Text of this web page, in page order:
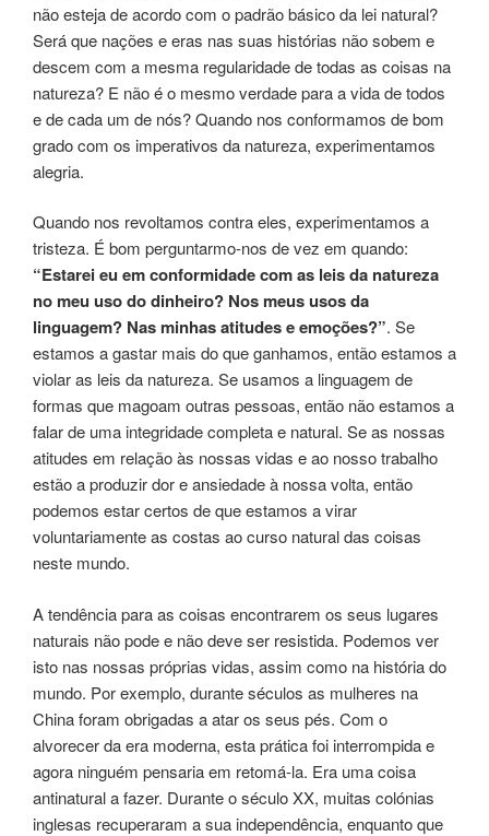
não esteja de acordo com o padrão básico da lei natural?
Será que nações e eras nas suas histórias não sobem e
descem com a mesma regularidade de todas as coisas na
natureza? E não é o mesmo verdade para a vida de todos
e de cada um de nós? Quando nos conformamos de bom
grado com os imperativos da natureza, experimentamos
alegria.
Quando nos revoltamos contra eles, experimentamos a
tristeza. É bom perguntarmo-nos de vez em quando:
“Estarei eu em conformidade com as leis da natureza
no meu uso do dinheiro? Nos meus usos da
linguagem? Nas minhas atitudes e emoções?”. Se
estamos a gastar mais do que ganhamos, então estamos a
violar as leis da natureza. Se usamos a linguagem de
formas que magoam outras pessoas, então não estamos a
falar de uma integridade completa e natural. Se as nossas
atitudes em relação às nossas vidas e ao nosso trabalho
estão a produzir dor e ansiedade à nossa volta, então
podemos estar certos de que estamos a virar
voluntariamente as costas ao curso natural das coisas
neste mundo.
A tendência para as coisas encontrarem os seus lugares
naturais não pode e não deve ser resistida. Podemos ver
isto nas nossas próprias vidas, assim como na história do
mundo. Por exemplo, durante séculos as mulheres na
China foram obrigadas a atar os seus pés. Com o
alvorecer da era moderna, esta prática foi interrompida e
agora ninguém pensaria em retomá-la. Era uma coisa
antinatural a fazer. Durante o século XX, muitas colónias
inglesas recuperaram a sua independência, enquanto que